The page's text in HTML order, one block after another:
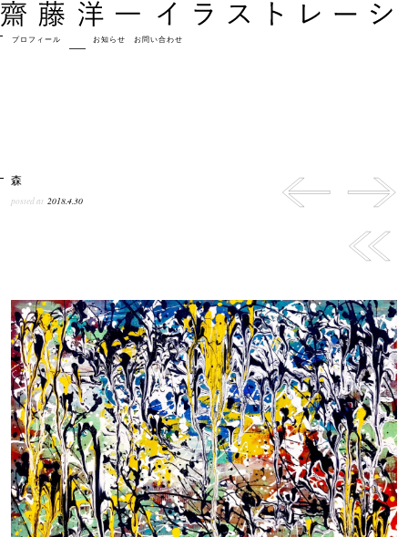
プロフィール お知らせ お問い合わせ
森
posted at 2018.4.30